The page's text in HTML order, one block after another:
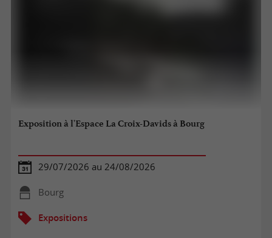
Exposition à l'Espace La Croix-Davids à Bourg
29/07/2026 au 24/08/2026
Bourg
Expositions